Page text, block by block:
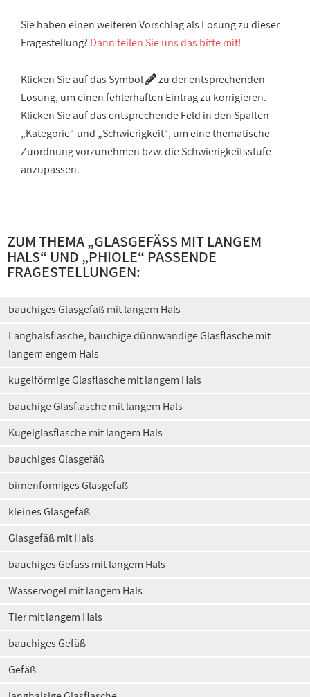
Sie haben einen weiteren Vorschlag als Lösung zu dieser
Fragestellung? Dann teilen Sie uns das bitte mit!
Klicken Sie auf das Symbol
zu der entsprechenden
Lösung, um einen fehlerhaften Eintrag zu korrigieren.
Klicken Sie auf das entsprechende Feld in den Spalten
„Kategorie“ und „Schwierigkeit“, um eine thematische
Zuordnung vorzunehmen bzw. die Schwierigkeitsstufe
anzupassen.
ZUM THEMA „GLASGEFÄSS MIT LANGEM H
ALS “ UND „PHIOLE“ PASSENDE
FRAGESTELLUNGEN:
bauchiges Glasgefäß mit langem Hals
Langhalsflasche, bauchige dünnwandige Glasflasche mit
langem engem Hals
kugelförmige Glasflasche mit langem Hals
bauchige Glasflasche mit langem Hals
Kugelglasflasche mit langem Hals
bauchiges Glasgefäß
birnenförmiges Glasgefäß
kleines Glasgefäß
Glasgefäß mit Hals
bauchiges Gefäss mit langem Hals
Wasservogel mit langem Hals
Tier mit langem Hals
bauchiges Gefäß
Gefäß